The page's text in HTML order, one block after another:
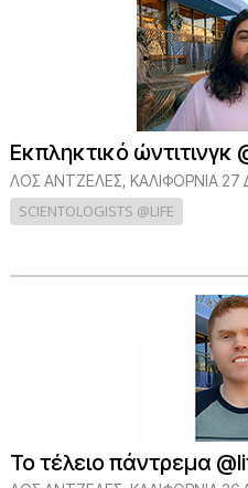
Εκπληκτικό ώντιτινγκ
ΛΟΣ ΆΝΤΖΕΛΕΣ, ΚΑΛΙΦΌΡΝΙΑ 27
SCIENTOLOGISTS @LIFE
Το τέλειο πάντρεμα